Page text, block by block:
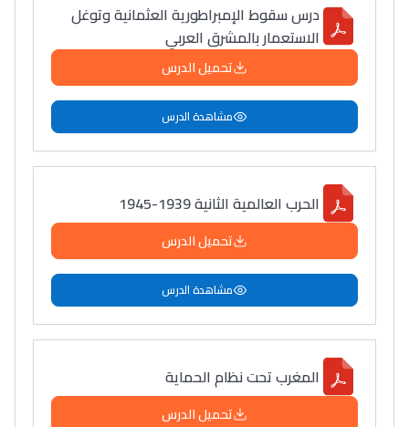
درس سقوط الإمبراطورية العثمانية وتوغل
الاستعمار بالمشرق العربي
تحميل الدرس
مشاهدة الدرس
الحرب العالمية الثانية 1939-1945
تحميل الدرس
مشاهدة الدرس
المغرب تحت نظام الحماية
تحميل الدرس